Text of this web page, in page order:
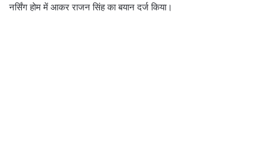
नर्सिंग होम में आकर राजन सिंह का बयान दर्ज किया।